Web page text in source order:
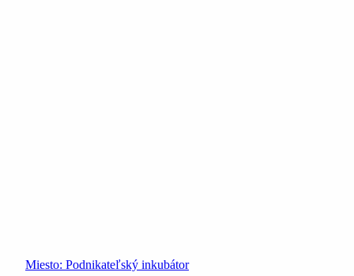
Miesto: Podnikateľský inkubátor